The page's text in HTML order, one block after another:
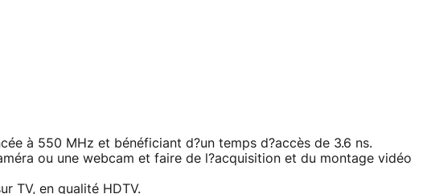
à 550 MHz et bénéficiant d?un temps d?accès de 3.6 ns.
ou une webcam et faire de l?acquisition et du montage vidéo
TV, en qualité HDTV.